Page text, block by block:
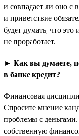
и совпадает ли оно с
и приветствие
будет думать, что это
не проработает.
► Как вы думаете,
в банке кредит?
Финансовая
Спросите мнение
проблемы с деньгами.
собственную